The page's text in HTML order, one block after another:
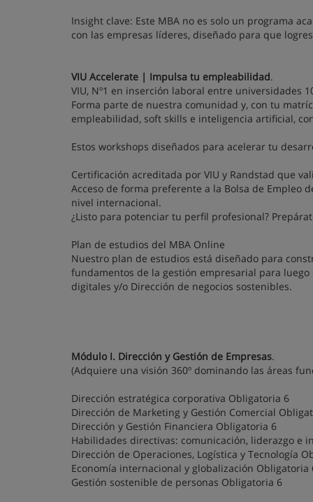
Insight clave: Este MBA no es solo un programa
con las empresas líderes, diseñado para que
VIU Accelerate | Impulsa tu empleabilidad.
VIU, Nº1 en inserción laboral entre universidades
Forma parte de nuestra comunidad y, con tu
empleabilidad, soft skills e inteligencia artificial,
Estos workshops diseñados para acelerar tu
Certificación acreditada por VIU y Randstad que
Acceso de forma preferente a la Bolsa de Empleo
nivel internacional.
¿Listo para potenciar tu perfil profesional?
Plan de estudios del MBA Online
Nuestro plan de estudios está diseñado para
fundamentos de la gestión empresarial para
digitales y/o Dirección de negocios sostenibles.
Módulo I. Dirección y Gestión de Empresas.
(Adquiere una visión 360º dominando las áreas
Dirección estratégica corporativa Obligatoria 6
Dirección de Marketing y Gestión Comercial
Dirección y Gestión Financiera Obligatoria 6
Habilidades directivas: comunicación, liderazgo e
Dirección de Operaciones, Logística y Tecnología
Economía internacional y globalización Obligatoria
Gestión sostenible de personas Obligatoria 6